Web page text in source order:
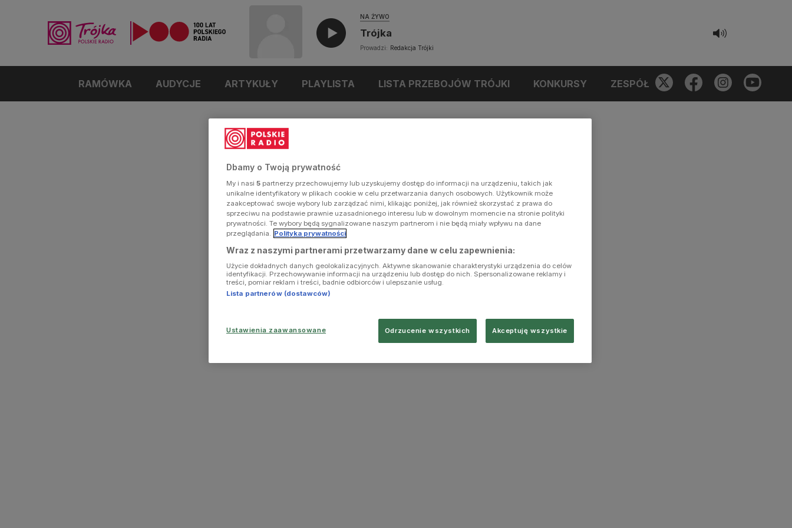
NA ŻYWO
Trójka
Prowadzi: Redakcja Trójki
RAMÓWKA AUDYCJE ARTYKUŁY PLAYLISTA LISTA PRZEBOJÓW TRÓJKI KONKURSY ZESPÓŁ
Dbamy o Twoją prywatność
My i nasi 5 partnerzy przechowujemy lub uzyskujemy dostęp do informacji na urządzeniu, takich jak
unikalne identyfikatory w plikach cookie w celu przetwarzania danych osobowych. Użytkownik może
zaakceptować swoje wybory lub zarządzać nimi, klikając poniżej, jak również skorzystać z prawa do
sprzeciwu na podstawie prawnie uzasadnionego interesu lub w dowolnym momencie na stronie polityki
prywatności. Te wybory będą sygnalizowane naszym partnerom i nie będą miały wpływu na dane
przeglądania. Polityka prywatności
Wraz z naszymi partnerami przetwarzamy dane w celu zapewnienia:
Użycie dokładnych danych geolokalizacyjnych. Aktywne skanowanie charakterystyki urządzenia do celów
identyfikacji. Przechowywanie informacji na urządzeniu lub dostęp do nich. Spersonalizowane reklamy i
treści, pomiar reklam i treści, badnie odbiorców i ulepszanie usług.
Lista partnerów (dostawców)
Ustawienia zaawansowane Odrzucenie wszystkich Akceptuję wszystkie